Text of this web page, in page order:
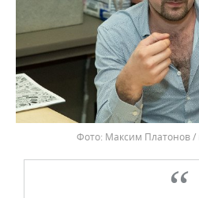
Фото: Максим Платонов /